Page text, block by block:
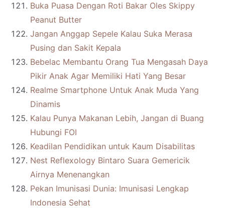
Buka Puasa Dengan Roti Bakar Oles Skippy
Peanut Butter
Jangan Anggap Sepele Kalau Suka Merasa
Pusing dan Sakit Kepala
Bebelac Membantu Orang Tua Mengasah Daya
Pikir Anak Agar Memiliki Hati Yang Besar
Realme Smartphone Untuk Anak Muda Yang
Dinamis
Kalau Punya Makanan Lebih, Jangan di Buang
Hubungi FOI
Keadilan Pendidikan untuk Kaum Disabilitas
Nest Reflexology Bintaro Suara Gemericik
Airnya Menenangkan
Pekan Imunisasi Dunia: Imunisasi Lengkap
Indonesia Sehat